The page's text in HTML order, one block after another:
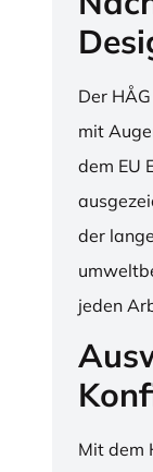
Der
mit
dem EU
der
jeden
Mit dem